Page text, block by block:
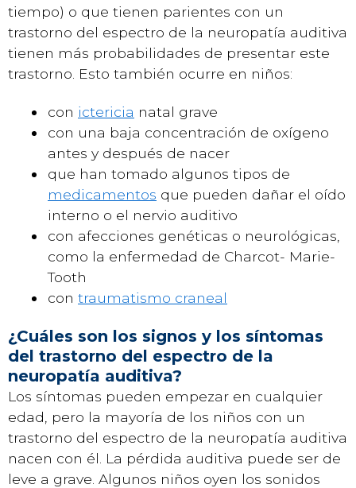
tiempo) o que tienen parientes con un
trastorno del espectro de la neuropatía auditiva
tienen más probabilidades de presentar este
trastorno. Esto también ocurre en niños:
con ictericia natal grave
con una baja concentración de oxígeno
antes y después de nacer
que han tomado algunos tipos de
medicamentos que pueden dañar el oído
interno o el nervio auditivo
con afecciones genéticas o neurológicas,
como la enfermedad de Charcot- Marie-
Tooth
con traumatismo craneal
¿Cuáles son los signos y los síntomas
del trastorno del espectro de la
neuropatía auditiva?
Los síntomas pueden empezar en cualquier
edad, pero la mayoría de los niños con un
trastorno del espectro de la neuropatía auditiva
nacen con él. La pérdida auditiva puede ser de
leve a grave. Algunos niños oyen los sonidos